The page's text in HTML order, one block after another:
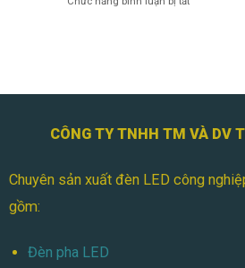
Chính
TDL
Giá
CÔNG TY TNHH TM VÀ DV
Chuyên sản xuất đèn LED công
gồm:
Đèn pha LED